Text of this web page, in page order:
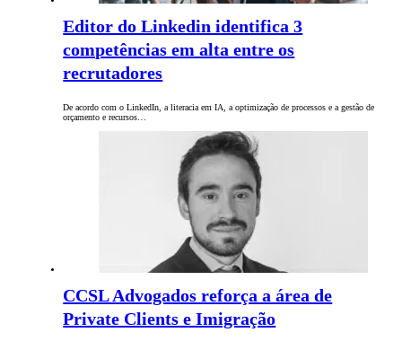
Editor do Linkedin identifica 3
competências em alta entre os
recrutadores
De acordo com o LinkedIn, a literacia em IA, a optimização de processos e a gestão de
orçamento e recursos…
CCSL Advogados reforça a área de
Private Clients e Imigração